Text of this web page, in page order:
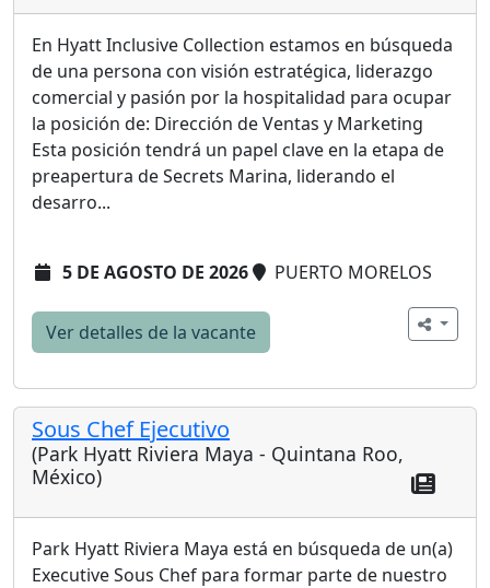
En Hyatt Inclusive Collection estamos en búsqueda
de una persona con visión estratégica, liderazgo
comercial y pasión por la hospitalidad para ocupar
la posición de: Dirección de Ventas y Marketing
Esta posición tendrá un papel clave en la etapa de
preapertura de Secrets Marina, liderando el
desarro...
5 DE AGOSTO DE 2026 PUERTO MORELOS
Ver detalles de la vacante
Sous Chef Ejecutivo
(Park Hyatt Riviera Maya - Quintana Roo,
México)
Park Hyatt Riviera Maya está en búsqueda de un(a)
Executive Sous Chef para formar parte de nuestro